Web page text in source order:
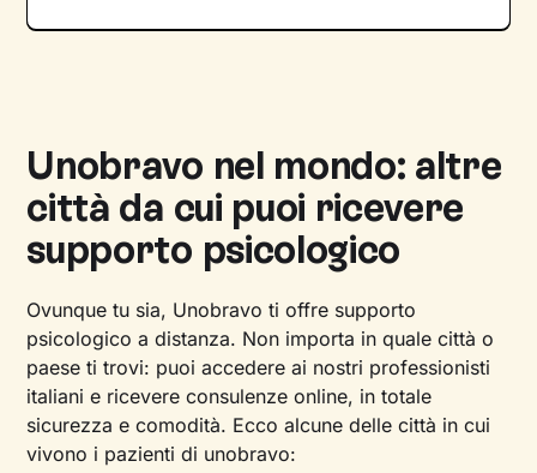
Unobravo nel mondo: altre
città da cui puoi ricevere
supporto psicologico
Ovunque tu sia, Unobravo ti offre supporto
psicologico a distanza. Non importa in quale città o
paese ti trovi: puoi accedere ai nostri professionisti
italiani e ricevere consulenze online, in totale
sicurezza e comodità. Ecco alcune delle città in cui
vivono i pazienti di unobravo: